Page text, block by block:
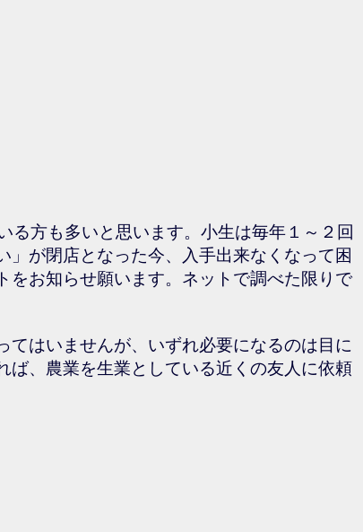
る方も多いと思います。小生は毎年１～２回
が閉店となった今、入手出来なくなって困
をお知らせ願います。ネットで調べた限りで
はいませんが、いずれ必要になるのは目に
ば、農業を生業としている近くの友人に依頼